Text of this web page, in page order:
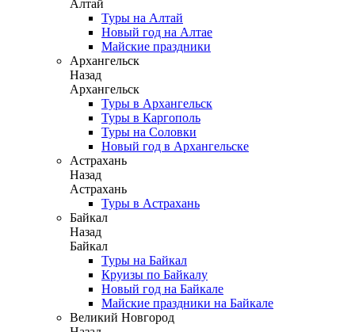
Алтай
Туры на Алтай
Новый год на Алтае
Майские праздники
Архангельск
Назад
Архангельск
Туры в Архангельск
Туры в Каргополь
Туры на Соловки
Новый год в Архангельске
Астрахань
Назад
Астрахань
Туры в Астрахань
Байкал
Назад
Байкал
Туры на Байкал
Круизы по Байкалу
Новый год на Байкале
Майские праздники на Байкале
Великий Новгород